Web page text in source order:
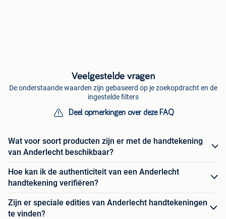
Veelgestelde vragen
De onderstaande waarden zijn gebaseerd op je zoekopdracht en de
ingestelde filters
Deel opmerkingen over deze FAQ
Wat voor soort producten zijn er met de handtekening
van Anderlecht beschikbaar?
Hoe kan ik de authenticiteit van een Anderlecht
handtekening verifiëren?
Zijn er speciale edities van Anderlecht handtekeningen
te vinden?